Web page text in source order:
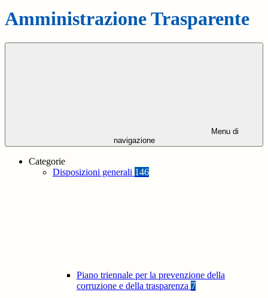
Amministrazione Trasparente
Menu di
navigazione
Categorie
Disposizioni generali 146
Piano triennale per la prevenzione della
corruzione e della trasparenza 7